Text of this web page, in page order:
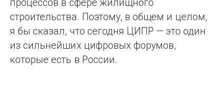
процессов в сфере жилищного
строительства. Поэтому, в общем и целом,
я бы сказал, что сегодня ЦИПР — это один
из сильнейших цифровых форумов,
которые есть в России.